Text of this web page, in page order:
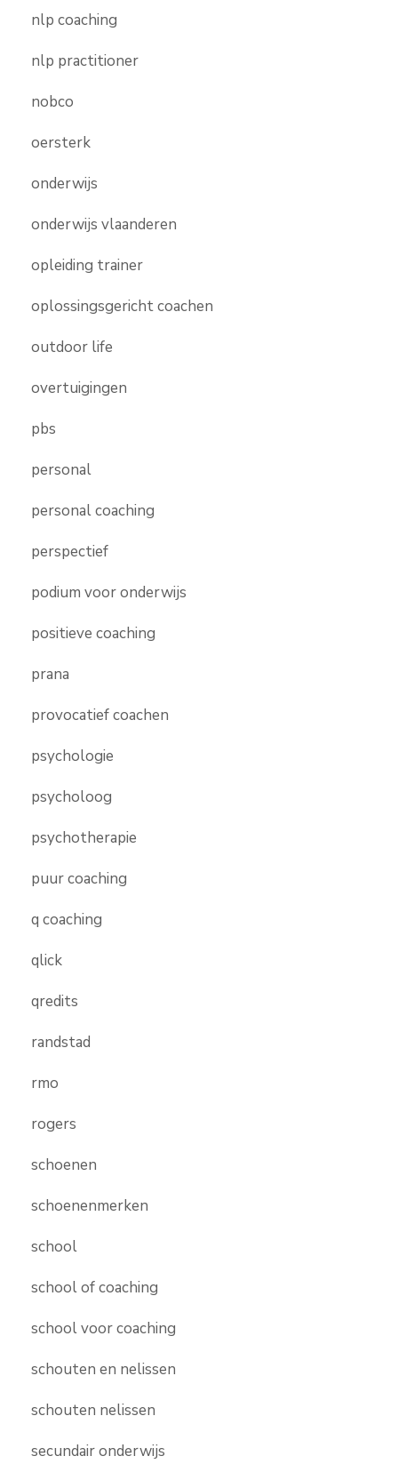
nlp coaching
nlp practitioner
nobco
oersterk
onderwijs
onderwijs vlaanderen
opleiding trainer
oplossingsgericht coachen
outdoor life
overtuigingen
pbs
personal
personal coaching
perspectief
podium voor onderwijs
positieve coaching
prana
provocatief coachen
psychologie
psycholoog
psychotherapie
puur coaching
q coaching
qlick
qredits
randstad
rmo
rogers
schoenen
schoenenmerken
school
school of coaching
school voor coaching
schouten en nelissen
schouten nelissen
secundair onderwijs